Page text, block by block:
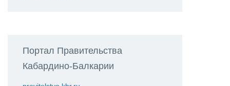
Портал Правительства
Кабардино-Балкарии